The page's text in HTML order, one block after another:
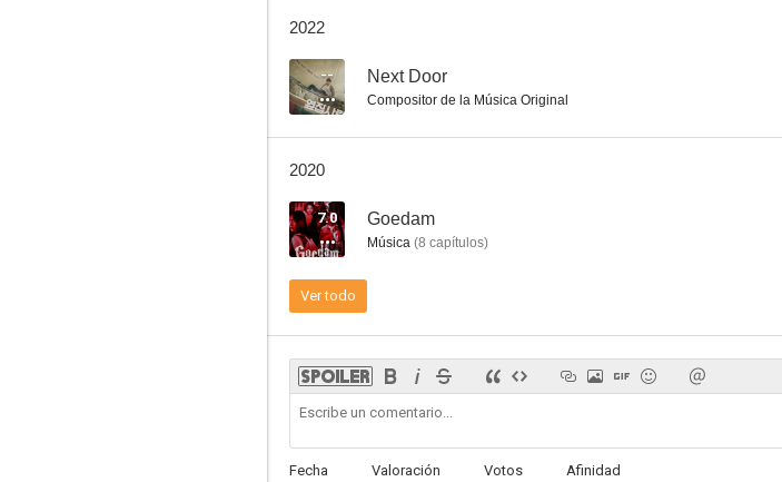
Wedding Dress
2022
-- Next Door
Compositor de la Música Original
2020
7.0 Goedam
Música (8 capítulos)
Ver todo
Fecha Valoración Votos Afinidad